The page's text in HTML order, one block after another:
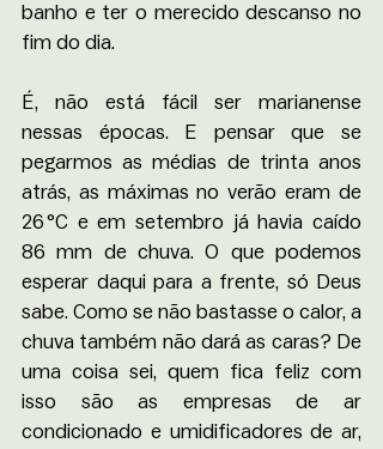
banho e ter o merecido descanso no
fim do dia.
É, não está fácil ser marianense
nessas épocas. E pensar que se
pegarmos as médias de trinta anos
atrás, as máximas no verão eram de
26 °C e em setembro já havia caído
86 mm de chuva. O que podemos
esperar daqui para a frente, só Deus
sabe. Como se não bastasse o calor, a
chuva também não dará as caras? De
uma coisa sei, quem fica feliz com
isso são as empresas de ar
condicionado e umidificadores de ar,